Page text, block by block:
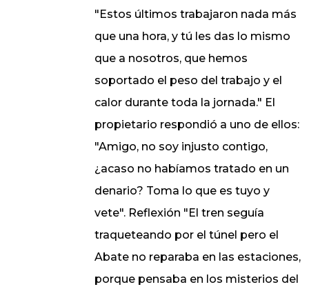
"Estos últimos trabajaron nada más
que una hora, y tú les das lo mismo
que a nosotros, que hemos
soportado el peso del trabajo y el
calor durante toda la jornada." El
propietario respondió a uno de ellos:
"Amigo, no soy injusto contigo,
¿acaso no habíamos tratado en un
denario? Toma lo que es tuyo y
vete". Reflexión "El tren seguía
traqueteando por el túnel pero el
Abate no reparaba en las estaciones,
porque pensaba en los misterios del